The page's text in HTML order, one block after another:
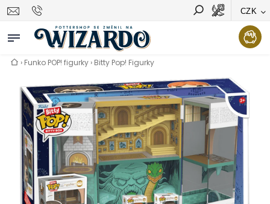
CZK
Vyhledávání Hledat
› Funko POP! figurky › Bitty Pop! Figurky